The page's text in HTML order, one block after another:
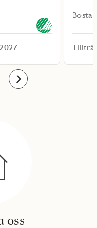
Framåt
oss